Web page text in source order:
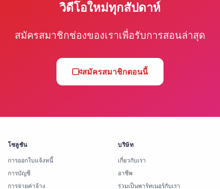
วิดีโอใหม่ทุกสัปดาห์
สมัครสมาชิกช่องของเราเพื่อรับการสอนล่าสุด
สมัครสมาชิกตอนนี้
โซลูชัน
การออกใบแจ้งหนี้
การบัญชี
การจ่ายค่าจ้าง
บริษัท
เกี่ยวกับเรา
อาชีพ
ร่วมเป็นพาร์ทเนอร์กับเรา